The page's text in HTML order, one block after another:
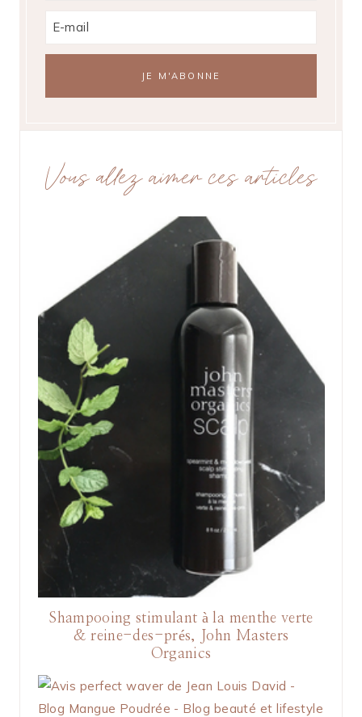
Vous allez aimer ces articles
Shampooing stimulant à la menthe verte
& reine-des-prés, John Masters
Organics